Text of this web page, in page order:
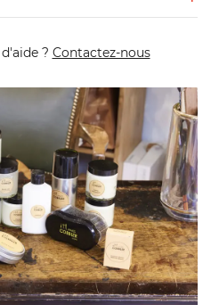
? Contactez-nous